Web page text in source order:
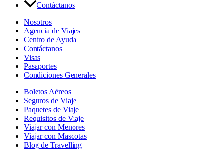
Contáctanos
Nosotros
Agencia de Viajes
Centro de Ayuda
Contáctanos
Visas
Pasaportes
Condiciones Generales
Boletos Aéreos
Seguros de Viaje
Paquetes de Viaje
Requisitos de Viaje
Viajar con Menores
Viajar con Mascotas
Blog de Travelling